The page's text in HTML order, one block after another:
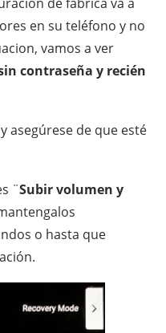
en su teléfono y no
vamos a ver
contraseña y recién
asegúrese de que esté
¨Subir volumen y
o hasta que